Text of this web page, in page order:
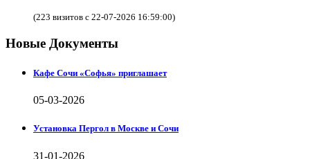
(223 визитов с 22-07-2026 16:59:00)
Новые Документы
Кафе Сочи «Софья» приглашает
05-03-2026
Установка Пергол в Москве и Сочи
31-01-2026